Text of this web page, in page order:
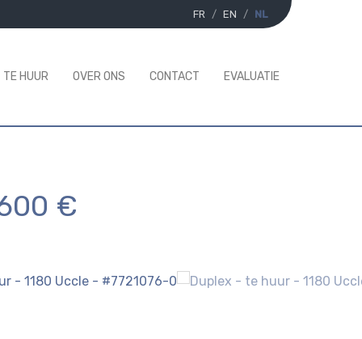
FR EN NL
TE HUUR OVER ONS CONTACT EVALUATIE
€